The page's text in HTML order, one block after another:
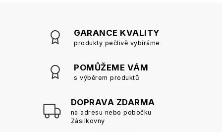
GARANCE KVALITY
produkty pečlivě vybíráme
POMŮŽEME VÁM
s výběrem produktů
DOPRAVA ZDARMA
na adresu nebo pobočku
Zásilkovny